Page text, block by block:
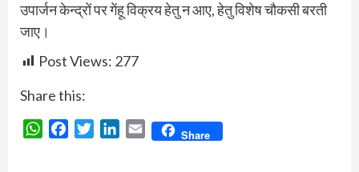
उपार्जन केन्द्रों पर गेंहू विक्रय हेतु न आए, हेतु विशेष चौकसी बरती
जाए।
Post Views: 277
Share this:
WhatsAppFacebookTwitterLinkedIn
Email Share